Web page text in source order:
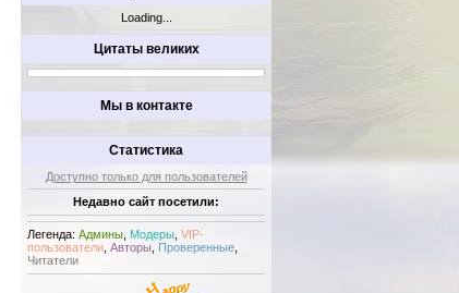
Loading...
Цитаты великих
Мы в контакте
Статистика
Доступно только для пользователей
Недавно сайт посетили:
Легенда: Админы Модеры VIP-
пользователи Авторы Проверенные
Читатели